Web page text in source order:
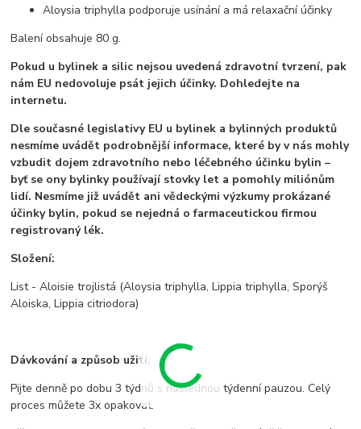
Aloysia triphylla podporuje usínání a má relaxační účinky
Balení obsahuje 80 g.
Pokud u bylinek a silic nejsou uvedená zdravotní tvrzení, pak
nám EU nedovoluje psát jejich účinky. Dohledejte na
internetu.
Dle současné legislativy EU u bylinek a bylinných produktů
nesmíme uvádět podrobnější informace, které by v nás mohly
vzbudit dojem zdravotního nebo léčebného účinku bylin –
byť se ony bylinky používají stovky let a pomohly miliónům
lidí. Nesmíme již uvádět ani vědeckými výzkumy prokázané
účinky bylin, pokud se nejedná o farmaceutickou firmou
registrovaný lék.
Složení:
List - Aloisie trojlistá (Aloysia triphylla, Lippia triphylla, Sporýš
Aloiska, Lippia citriodora)
Dávkování a způsob užití:
Pijte denně po dobu 3 týdnů s následnou týdenní pauzou. Celý
proces můžete 3x opakovat.